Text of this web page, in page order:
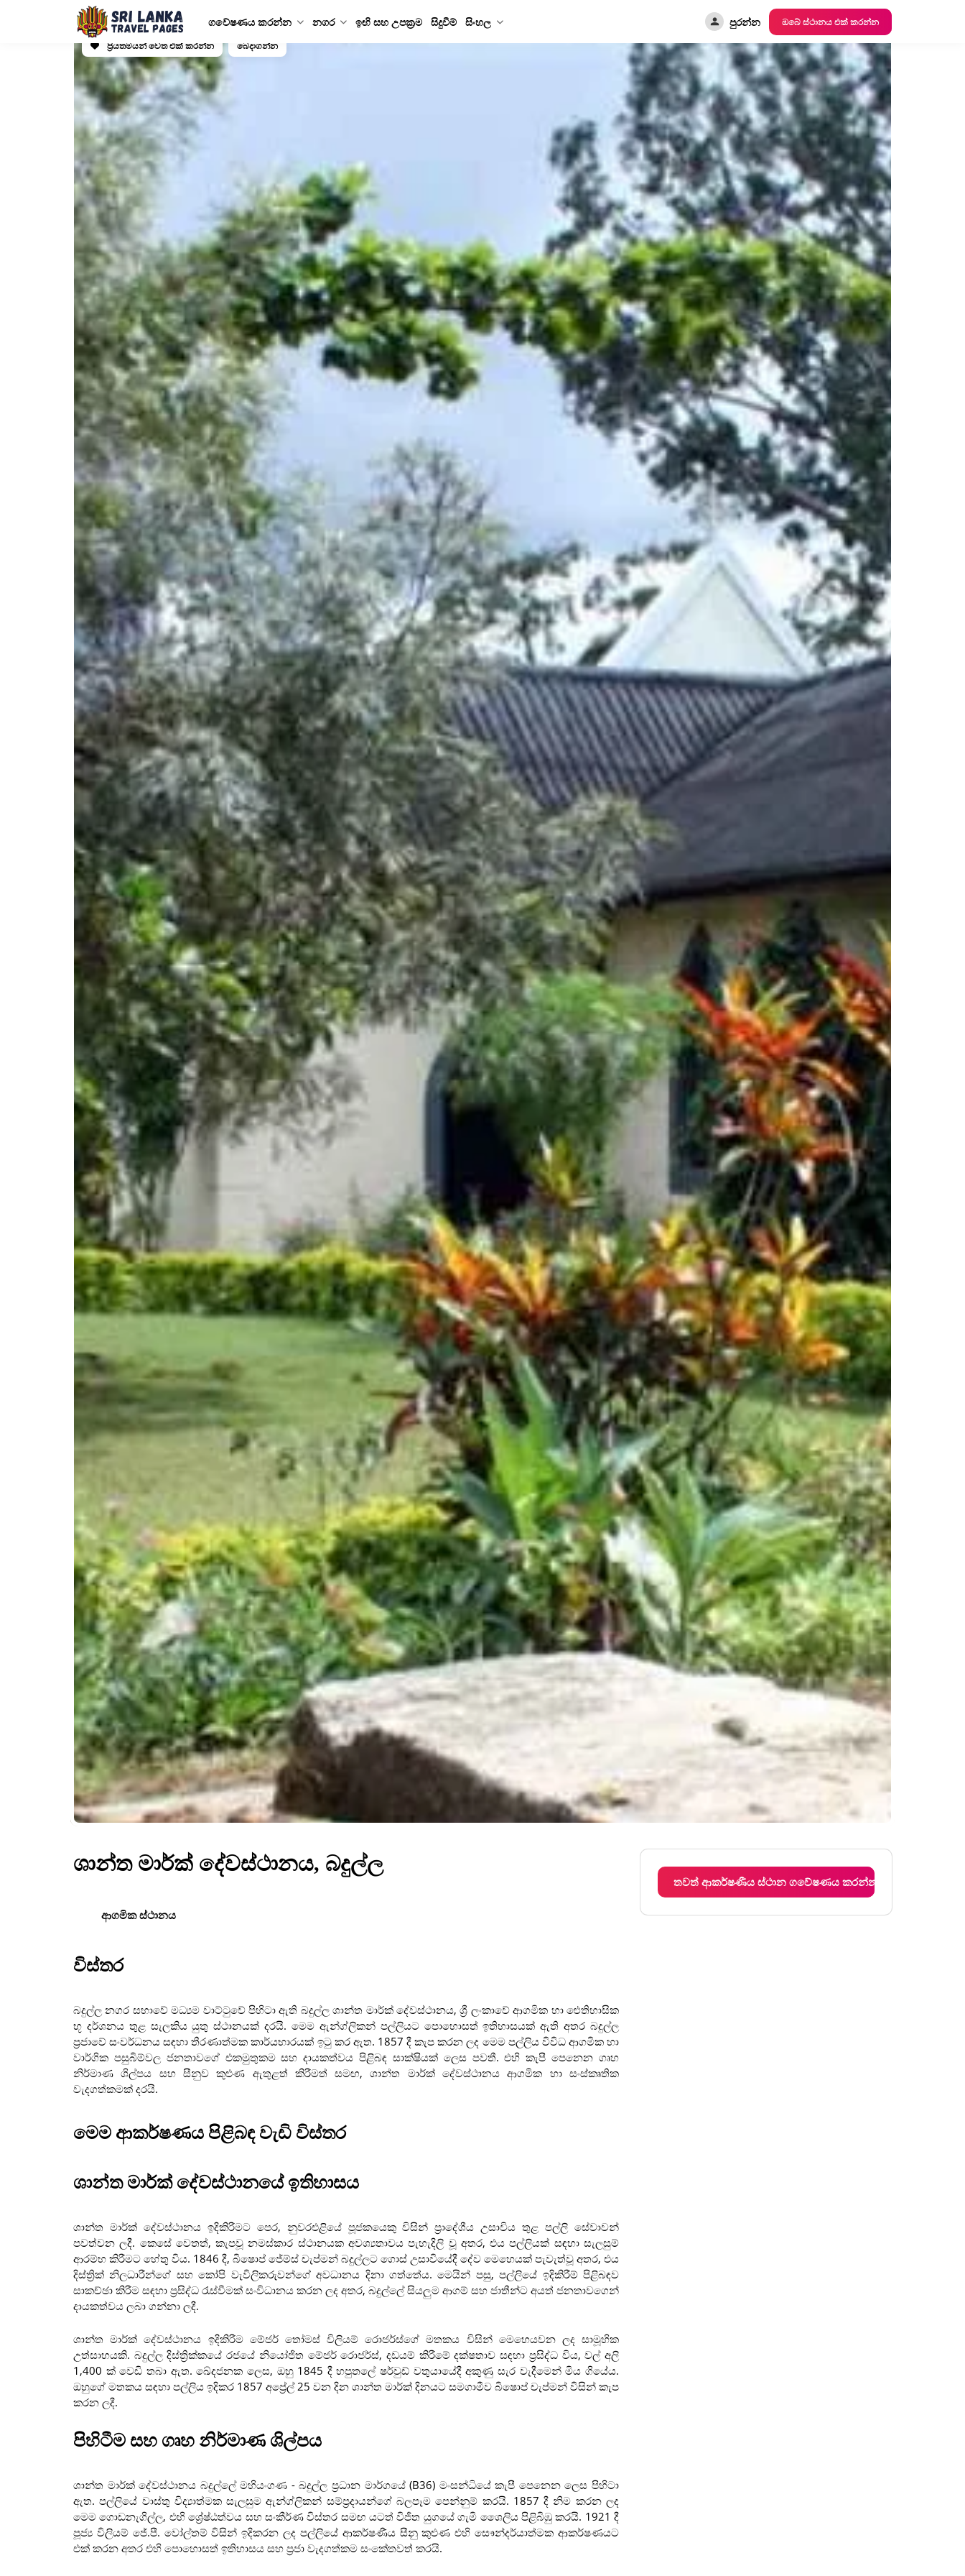
ගවේෂණය කරන්න නගර ඉඟි සහ උපක්‍රම සිදුවීම් සිංහල පුරන්න
ඔබේ ස්ථානය එක් කරන්න
ප්‍රියතමයන් වෙත එක් කරන්න
බෙදාගන්න
ශාන්ත මාර්ක් දේවස්ථානය, බදුල්ල
ආගමික ස්ථානය
විස්තර
බදුල්ල නගර සභාවේ මධ්‍යම වාට්ටුවේ පිහිටා ඇති බදුල්ල ශාන්ත මාර්ක් දේවස්ථානය, ශ්‍රී ලංකාවේ ආගමික හා ඓතිහාසික
භූ දර්ශනය තුළ සැලකිය යුතු ස්ථානයක් දරයි. මෙම ඇන්ග්ලිකන් පල්ලියට පොහොසත් ඉතිහාසයක් ඇති අතර බදුල්ල
ප්‍රජාවේ සංවර්ධනය සඳහා තීරණාත්මක කාර්යභාරයක් ඉටු කර ඇත. 1857 දී කැප කරන ලද මෙම පල්ලිය විවිධ ආගමික හා
වාර්ගික පසුබිම්වල ජනතාවගේ එකමුතුකම සහ දායකත්වය පිළිබඳ සාක්ෂියක් ලෙස පවතී. එහි කැපී පෙනෙන ගෘහ
නිර්මාණ ශිල්පය සහ සීනුව කුළුණ ඇතුළත් කිරීමත් සමඟ, ශාන්ත මාර්ක් දේවස්ථානය ආගමික හා සංස්කෘතික
වැදගත්කමක් දරයි.
මෙම ආකර්ෂණය පිළිබඳ වැඩි විස්තර
ශාන්ත මාර්ක් දේවස්ථානයේ ඉතිහාසය
ශාන්ත මාර්ක් දේවස්ථානය ඉදිකිරීමට පෙර, නුවරඑළියේ පූජකයෙකු විසින් ප්‍රාදේශීය උසාවිය තුළ පල්ලි සේවාවන්
පවත්වන ලදී. කෙසේ වෙතත්, කැපවූ නමස්කාර ස්ථානයක අවශ්‍යතාවය පැහැදිලි වූ අතර, එය පල්ලියක් සඳහා සැලසුම්
ආරම්භ කිරීමට හේතු විය. 1846 දී, බිෂොප් ජේම්ස් චැප්මන් බදුල්ලට ගොස් උසාවියේදී දේව මෙහෙයක් පැවැත්වූ අතර, එය
දිස්ත්‍රික් නිලධාරීන්ගේ සහ කෝපි වැවිලිකරුවන්ගේ අවධානය දිනා ගත්තේය. මෙයින් පසු, පල්ලියේ ඉදිකිරීම් පිළිබඳව
සාකච්ඡා කිරීම සඳහා ප්‍රසිද්ධ රැස්වීමක් සංවිධානය කරන ලද අතර, බදුල්ලේ සියලුම ආගම් සහ ජාතීන්ට අයත් ජනතාවගෙන්
දායකත්වය ලබා ගන්නා ලදී.
ශාන්ත මාර්ක් දේවස්ථානය ඉදිකිරීම මේජර් තෝමස් විලියම් රොජර්ස්ගේ මතකය විසින් මෙහෙයවන ලද සාමූහික
උත්සාහයකි. බදුල්ල දිස්ත්‍රික්කයේ රජයේ නියෝජිත මේජර් රොජර්ස්, දඩයම් කිරීමේ දක්ෂතාව සඳහා ප්‍රසිද්ධ විය, වල් අලි
1,400 ක් වෙඩි තබා ඇත. ඛේදජනක ලෙස, ඔහු 1845 දී හපුතලේ ෂර්වුඩ් වතුයායේදී අකුණු සැර වැදීමෙන් මිය ගියේය.
ඔහුගේ මතකය සඳහා පල්ලිය ඉදිකර 1857 අප්‍රේල් 25 වන දින ශාන්ත මාර්ක් දිනයට සමගාමීව බිෂොප් චැප්මන් විසින් කැප
කරන ලදී.
පිහිටීම සහ ගෘහ නිර්මාණ ශිල්පය
ශාන්ත මාර්ක් දේවස්ථානය බදුල්ලේ මහියංගණ - බදුල්ල ප්‍රධාන මාර්ගයේ (B36) මංසන්ධියේ කැපී පෙනෙන ලෙස පිහිටා
ඇත. පල්ලියේ වාස්තු විද්‍යාත්මක සැලසුම ඇන්ග්ලිකන් සම්ප්‍රදායන්ගේ බලපෑම පෙන්නුම් කරයි. 1857 දී නිම කරන ලද
මෙම ගොඩනැගිල්ල, එහි ශ්‍රේෂ්ඨත්වය සහ සංකීර්ණ විස්තර සමඟ යටත් විජිත යුගයේ ගැමි ශෛලිය පිළිබිඹු කරයි. 1921 දී
පූජ්‍ය විලියම් ජේ.පී. වෝල්තම් විසින් ඉදිකරන ලද පල්ලියේ ආකර්ෂණීය සීනු කුළුණ එහි සෞන්දර්යාත්මක ආකර්ෂණයට
එක් කරන අතර එහි පොහොසත් ඉතිහාසය සහ ප්‍රජා වැදගත්කම සංකේතවත් කරයි.
තවත් ආකර්ෂණීය ස්ථාන ගවේෂණය කරන්න